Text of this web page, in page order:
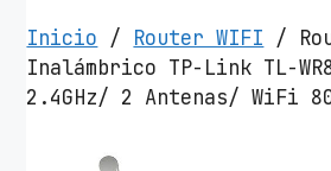
Inicio / Router WIFI /
Inalámbrico TP-Link TL-
2.4GHz/ 2 Antenas/ WiFi